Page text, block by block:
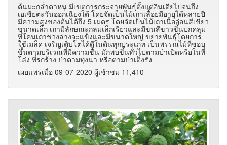
ต้นมะกล่ำตาหนู มีเขตการกระจายพันธุ์ตั้งแต่อินเดียไปจนถึง
เอเชียตะวันออกเฉียงใต้ โดยจัดเป็นไม้เถาเลื้อยมีอายุได้หลายปี
มีความสูงของต้นได้ถึง 5 เมตร โดยจัดเป็นไม้เถาเนื้ออ่อนสีเขียว
ขนาดเล็ก เถามีลักษณะกลมเล็กเรียวและมีขนสีขาวขึ้นปกคลุม
ที่โคนเถาช่วงล่างจะแข็งและมีขนาดใหญ่ ขยายพันธุ์โดยการ
ใช้เมล็ด เจริญเติบโตได้ดีในดินทุกประเภท เป็นพรรณไม้ที่ชอบ
ขึ้นตามบริเวณที่มีความชื้น มักพบขึ้นทั่วไปตามป่าเปิดหรือในที่
โล่ง ที่รกร้าง ป่าตามทุ่งนา หรือตามป่าเต็งรัง
เผยแพร่เมื่อ 09-07-2020 ผู้เช้าชม 11,410